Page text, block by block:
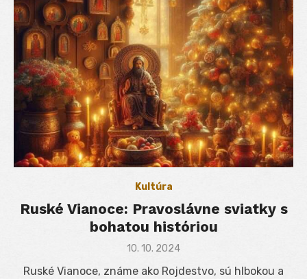
Kultúra
Ruské Vianoce: Pravoslávne sviatky s
bohatou históriou
Posted
10. 10. 2024
Ruské Vianoce, známe ako Rojdestvo, sú hlbokou a